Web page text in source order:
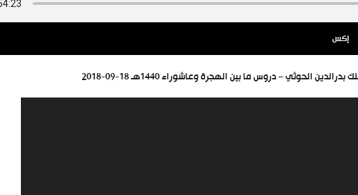
إكس
الحوثي – دروس ما بين الهجرة وعاشوراء 1440هـ 18-09-2018